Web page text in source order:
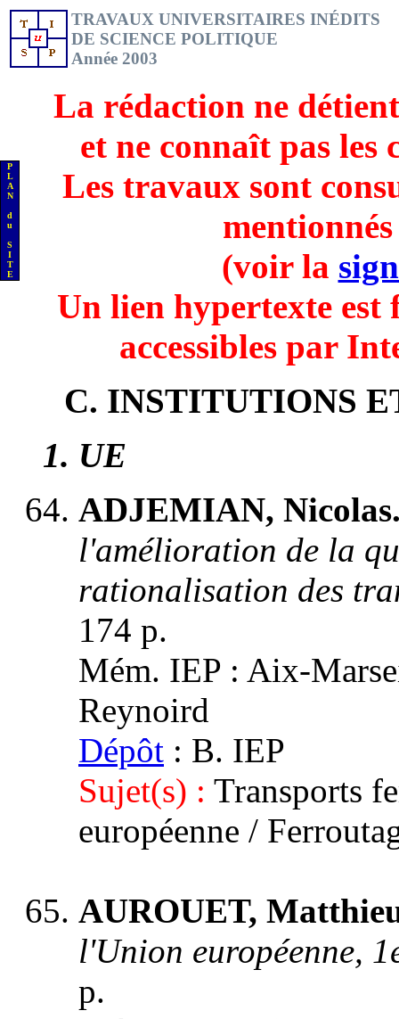
P
L
A
N
d
u
S
I
T
E
TRAVAUX UNIVERSITAIRES INÉDITS
DE SCIENCE POLITIQUE
Année 2003
La rédaction ne
et ne connaît pas les
Les travaux sont
(voir la
Un lien hypertexte
accessibles par
C. INSTITUTIONS
1. UE
ADJEMIAN,
l'amélioration de la
rationalisation des
174 p.
Mém. IEP : Aix-
Reynoird
Dépôt : B. IEP
Sujet(s) : Transports
européenne /
AUROUET,
l'Union européenne,
p.